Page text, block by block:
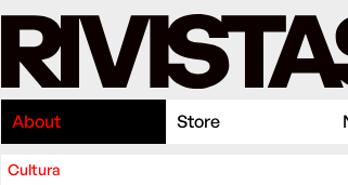
About Store
Cultura